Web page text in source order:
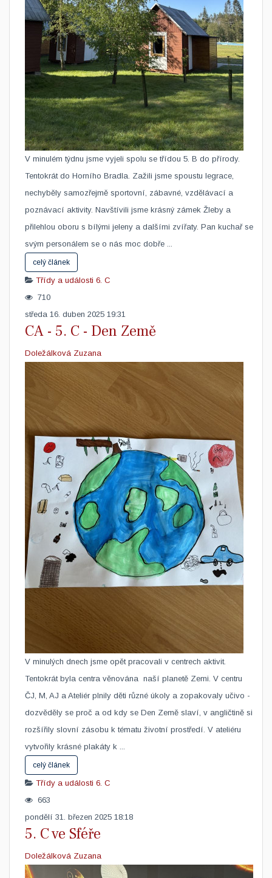
V minulém týdnu jsme vyjeli spolu se třídou 5. B do přírody.
Tentokrát do Horního Bradla. Zažili jsme spoustu legrace,
nechyběly samozřejmě sportovní, zábavné, vzdělávací a
poznávací aktivity. Navštívili jsme krásný zámek Žleby a
přilehlou oboru s bílými jeleny a dalšími zvířaty. Pan kuchař se
svým personálem se o nás moc dobře ...
celý článek
Třídy a události 6. C
710
středa 16. duben 2025 19:31
CA - 5. C - Den Země
Doležálková Zuzana
​V minulých dnech jsme opět pracovali v centrech aktivit.
Tentokrát byla centra věnována naší planetě Zemi. V centru
ČJ, M, AJ a Ateliér plnily děti různé úkoly a zopakovaly učivo -
dozvěděly se proč a od kdy se Den Země slaví, v angličtině si
rozšířily slovní zásobu k tématu životní prostředí. V ateliéru
vytvořily krásné plakáty k ...
celý článek
Třídy a události 6. C
663
pondělí 31. březen 2025 18:18
5. C ve Sféře
Doležálková Zuzana